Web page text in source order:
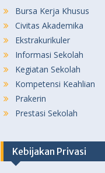
Bursa Kerja Khusus
Civitas Akademika
Ekstrakurikuler
Informasi Sekolah
Kegiatan Sekolah
Kompetensi Keahlian
Prakerin
Prestasi Sekolah
Kebijakan Privasi